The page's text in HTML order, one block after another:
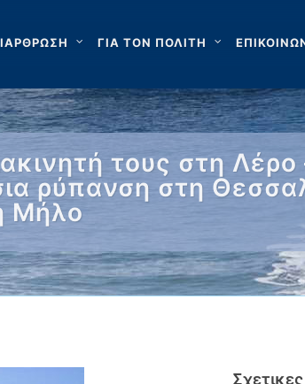
ΓΙΑ ΤΟΝ ΠΟΛΙΤΗ
τους στη Λέρο
ρύπανση στη
Μήλο